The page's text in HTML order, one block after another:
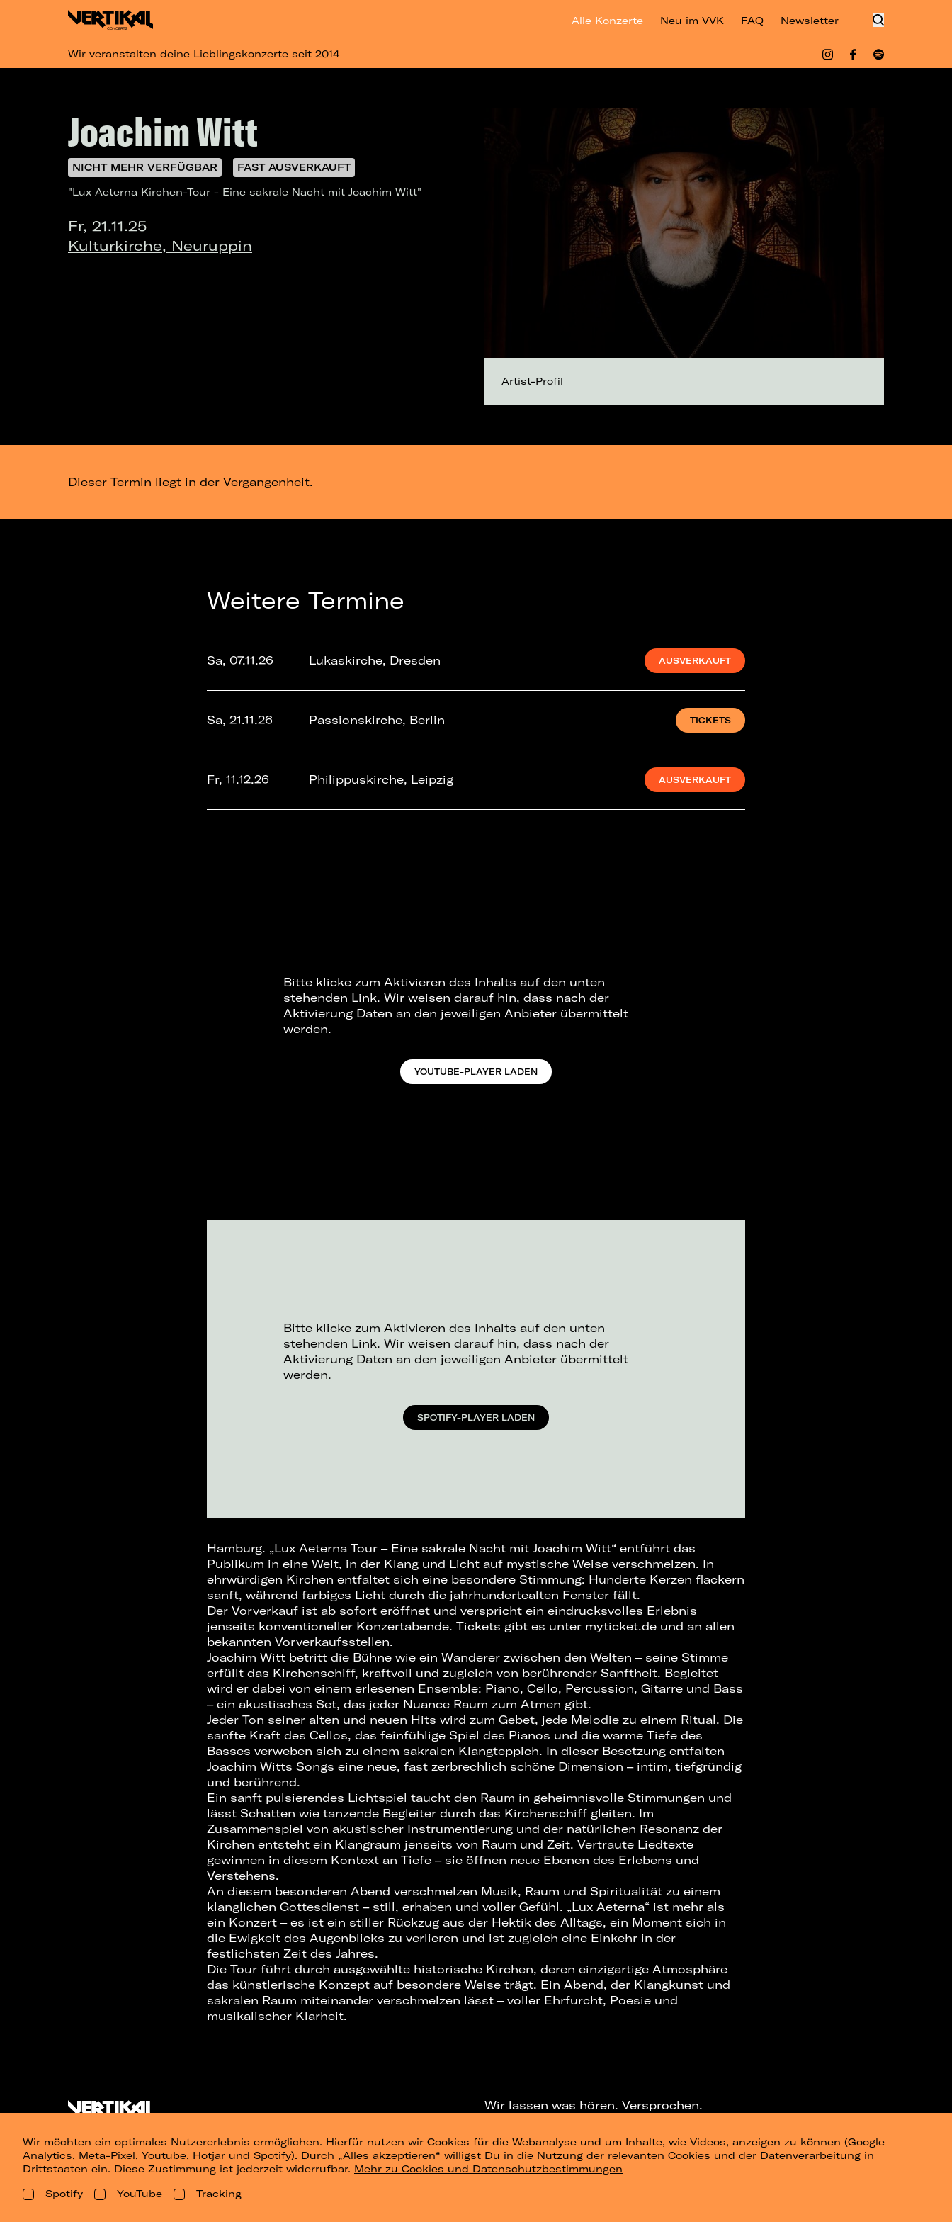
Alle Konzerte Neu im VVK FAQ Newsletter
Wir veranstalten deine Lieblingskonzerte seit 2014
Joachim Witt
NICHT MEHR VERFÜGBAR
FAST AUSVERKAUFT
"Lux Aeterna Kirchen-Tour - Eine sakrale Nacht mit Joachim Witt"
Fr, 21.11.25
Kulturkirche, Neuruppin
Artist-Profil
Dieser Termin liegt in der Vergangenheit.
Weitere Termine
Sa, 07.11.26 Lukaskirche, Dresden AUSVERKAUFT
Sa, 21.11.26 Passionskirche, Berlin TICKETS
Fr, 11.12.26 Philippuskirche, Leipzig AUSVERKAUFT
Bitte klicke zum Aktivieren des Inhalts auf den unten
stehenden Link. Wir weisen darauf hin, dass nach der
Aktivierung Daten an den jeweiligen Anbieter übermittelt
werden.
YOUTUBE-PLAYER LADEN
Bitte klicke zum Aktivieren des Inhalts auf den unten
stehenden Link. Wir weisen darauf hin, dass nach der
Aktivierung Daten an den jeweiligen Anbieter übermittelt
werden.
SPOTIFY-PLAYER LADEN
Hamburg. „Lux Aeterna Tour – Eine sakrale Nacht mit Joachim Witt“ entführt das
Publikum in eine Welt, in der Klang und Licht auf mystische Weise verschmelzen. In
ehrwürdigen Kirchen entfaltet sich eine besondere Stimmung: Hunderte Kerzen flackern
sanft, während farbiges Licht durch die jahrhundertealten Fenster fällt.
Der Vorverkauf ist ab sofort eröffnet und verspricht ein eindrucksvolles Erlebnis
jenseits konventioneller Konzertabende. Tickets gibt es unter myticket.de und an allen
bekannten Vorverkaufsstellen.
Joachim Witt betritt die Bühne wie ein Wanderer zwischen den Welten – seine Stimme
erfüllt das Kirchenschiff, kraftvoll und zugleich von berührender Sanftheit. Begleitet
wird er dabei von einem erlesenen Ensemble: Piano, Cello, Percussion, Gitarre und Bass
– ein akustisches Set, das jeder Nuance Raum zum Atmen gibt.
Jeder Ton seiner alten und neuen Hits wird zum Gebet, jede Melodie zu einem Ritual. Die
sanfte Kraft des Cellos, das feinfühlige Spiel des Pianos und die warme Tiefe des
Basses verweben sich zu einem sakralen Klangteppich. In dieser Besetzung entfalten
Joachim Witts Songs eine neue, fast zerbrechlich schöne Dimension – intim, tiefgründig
und berührend.
Ein sanft pulsierendes Lichtspiel taucht den Raum in geheimnisvolle Stimmungen und
lässt Schatten wie tanzende Begleiter durch das Kirchenschiff gleiten. Im
Zusammenspiel von akustischer Instrumentierung und der natürlichen Resonanz der
Kirchen entsteht ein Klangraum jenseits von Raum und Zeit. Vertraute Liedtexte
gewinnen in diesem Kontext an Tiefe – sie öffnen neue Ebenen des Erlebens und
Verstehens.
An diesem besonderen Abend verschmelzen Musik, Raum und Spiritualität zu einem
klanglichen Gottesdienst – still, erhaben und voller Gefühl. „Lux Aeterna“ ist mehr als
ein Konzert – es ist ein stiller Rückzug aus der Hektik des Alltags, ein Moment sich in
die Ewigkeit des Augenblicks zu verlieren und ist zugleich eine Einkehr in der
festlichsten Zeit des Jahres.
Die Tour führt durch ausgewählte historische Kirchen, deren einzigartige Atmosphäre
das künstlerische Konzept auf besondere Weise trägt. Ein Abend, der Klangkunst und
sakralen Raum miteinander verschmelzen lässt – voller Ehrfurcht, Poesie und
musikalischer Klarheit.
Wir möchten ein optimales Nutzererlebnis ermöglichen. Hierfür nutzen wir Cookies für die Webanalyse und um Inhalte, wie Videos, anzeigen zu können (Google
Analytics, Meta-Pixel, Youtube, Hotjar und Spotify). Durch „Alles akzeptieren“ willigst Du in die Nutzung der relevanten Cookies und der Datenverarbeitung in
Drittstaaten ein. Diese Zustimmung ist jederzeit widerrufbar. Mehr zu Cookies und Datenschutzbestimmungen
Spotify
YouTube Tracking
Wir lassen was hören. Versprochen.
NEWSLETTER TELEGRAM-CHANNEL